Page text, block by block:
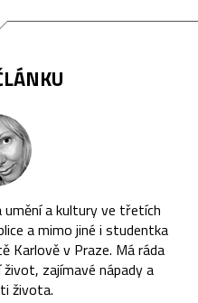
umění a kultury ve třetích
a mimo jiné i studentka
Karlově v Praze. Má ráda
zajímavé nápady a
života.